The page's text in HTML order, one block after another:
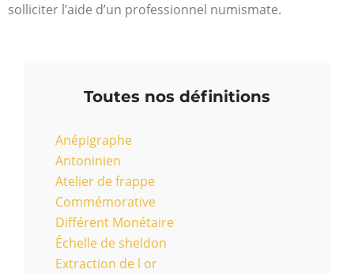
solliciter l’aide d’un professionnel numismate.
Toutes nos définitions
Anépigraphe
Antoninien
Atelier de frappe
Commémorative
Différent Monétaire
Échelle de sheldon
Extraction de l or